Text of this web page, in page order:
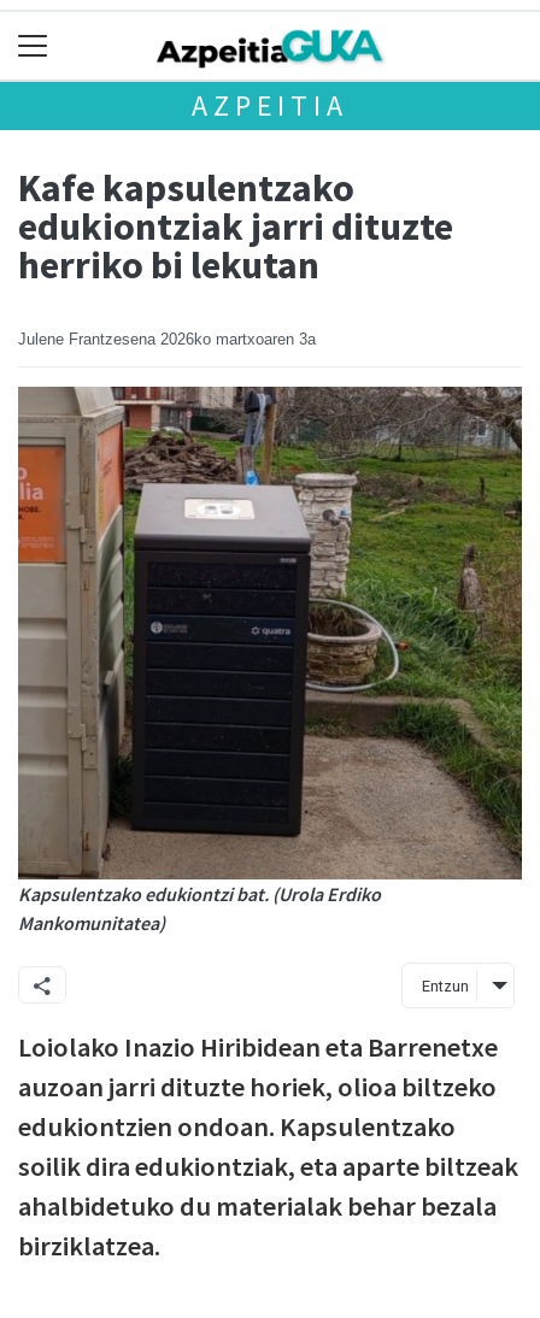
AZPEITIA
Kafe kapsulentzako
edukiontziak jarri dituzte
herriko bi lekutan
Julene Frantzesena 2026ko martxoaren 3a
Kapsulentzako edukiontzi bat. (Urola Erdiko
Mankomunitatea)
Entzun
Loiolako Inazio Hiribidean eta Barrenetxe
auzoan jarri dituzte horiek, olioa biltzeko
edukiontzien ondoan. Kapsulentzako
soilik dira edukiontziak, eta aparte biltzeak
ahalbidetuko du materialak behar bezala
birziklatzea.